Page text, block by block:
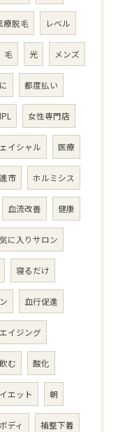
療脱毛 レベル
毛 光 メンズ
都度払い
IPL 女性専門店
イシャル 医療
市 ホルミシス
血流改善 健康
に入りサロン
寝るだけ
血行促進
イジング
む 酸化
エット 朝
ディ 補整下着